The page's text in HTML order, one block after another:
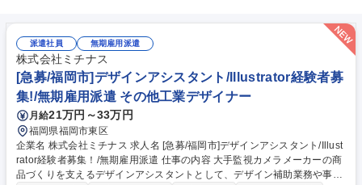
派遣社員 無期雇用派遣
株式会社ミチナス
[急募/福岡市]デザインアシスタント/Illustrator経験者募
集!/無期雇用派遣 その他工業デザイナー
月給21万円～33万円
福岡県福岡市東区
企業名 株式会社ミチナス 求人名 [急募/福岡市]デザインアシスタント/Illust
rator経験者募集！/無期雇用派遣 仕事の内容 大手監視カメラメーカーの商
品づくりを支えるデザインアシスタントとして、デザイン補助業務や事務